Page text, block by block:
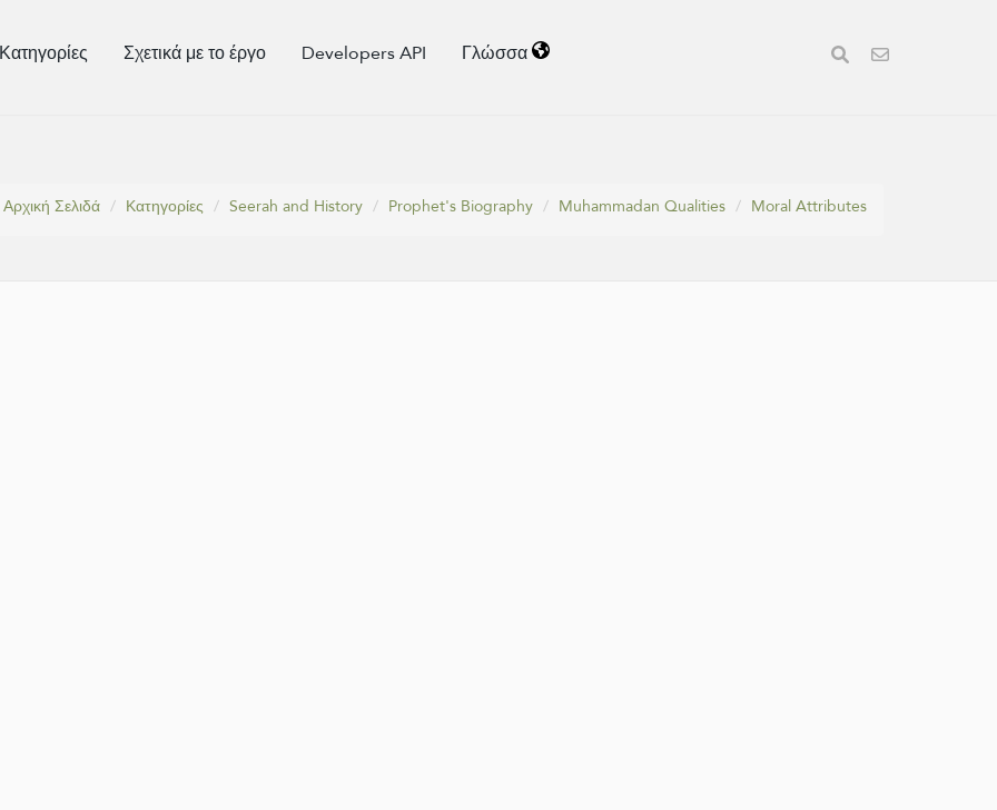
Κατηγορίες Σχετικά με το έργο Developers API Γλώσσα
Αρχική Σελιδά
Κατηγορίες Seerah and History Prophet's Biography Muhammadan Qualities Moral Attributes